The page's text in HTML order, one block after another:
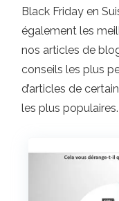
Black Friday en
également les
nos articles de
conseils les plus
d’articles de
les plus populaires.